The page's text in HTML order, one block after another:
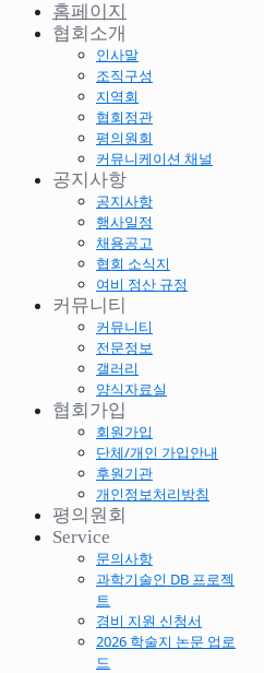
홈페이지
협회소개
인사말
조직구성
지역회
협회정관
평의원회
커뮤니케이션 채널
공지사항
공지사항
행사일정
채용공고
협회 소식지
여비 정산 규정
커뮤니티
커뮤니티
전문정보
갤러리
양식자료실
협회가입
회원가입
단체/개인 가입안내
후원기관
개인정보처리방침
평의원회
Service
문의사항
과학기술인 DB 프로젝
트
경비 지원 신청서
2026 학술지 논문 업로
드